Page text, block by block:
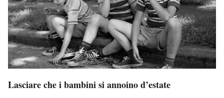
Lasciare che i bambini si annoino d’estate